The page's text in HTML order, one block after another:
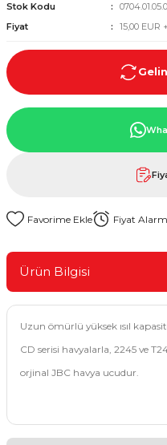
Stok Kodu
Fiyat
15,00 EUR
Fiyat
Ürün Bilgisi
Uzun ömürlü yüksek ısıl
CD serisi havyalarla, 2245 ve
orjinal JBC havya ucudur.